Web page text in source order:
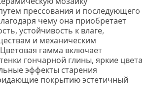
прессования и последующего
чему она приобретает
устойчивость к влаге,
и механическим
гамма включает
гончарной глины, яркие цвета
эффекты старения
покрытию эстетичный